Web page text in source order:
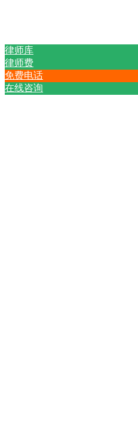
律师库
律师费
免费电话
在线咨询